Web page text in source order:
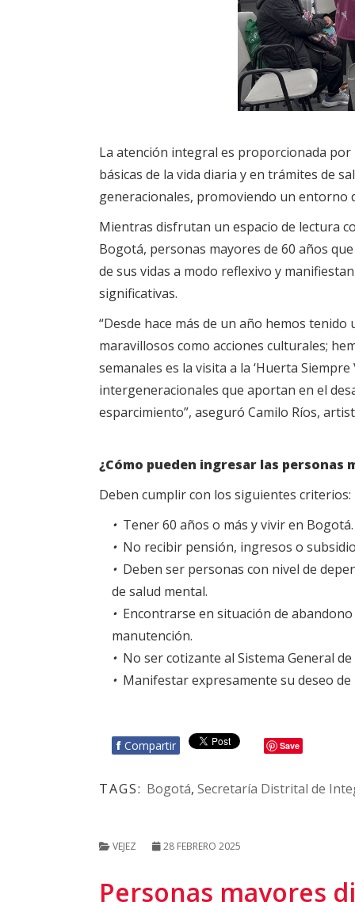
La atención integral es proporcionada
básicas de la vida diaria y en trámites de
generacionales, promoviendo un entorno
Mientras disfrutan un espacio de lectura
Bogotá, personas mayores de 60 años
de sus vidas a modo reflexivo y
significativas.
“Desde hace más de un año hemos
maravillosos como acciones culturales;
semanales es la visita a la ‘Huerta
intergeneracionales que aportan en el
esparcimiento”, aseguró Camilo Ríos,
¿Cómo pueden ingresar las personas
Deben cumplir con los siguientes criterios:
• Tener 60 años o más y vivir en Bogotá.
• No recibir pensión, ingresos o
• Deben ser personas con nivel de
de salud mental.
• Encontrarse en situación de
manutención.
• No ser cotizante al Sistema General
• Manifestar expresamente su deseo
f Compartir Save
TAGS: Bogotá, Secretaría Distrital de
VEJEZ 28 FEBRERO 2025
Personas mayores